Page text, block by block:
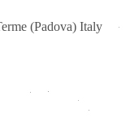
(Padova) Italy